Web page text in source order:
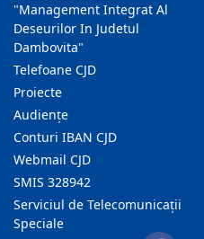
"Management Integrat Al
Deseurilor In Judetul
Dambovita"
Telefoane CJD
Proiecte
Audienţe
Conturi IBAN CJD
Webmail CJD
SMIS 328942
Serviciul de Telecomunicații
Speciale